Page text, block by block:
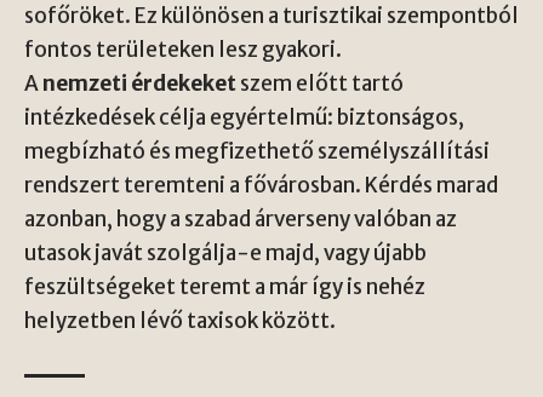
sofőröket. Ez különösen a turisztikai szempontból
fontos területeken lesz gyakori.
Anemzeti érdekeketszem előtt tartó
intézkedések célja egyértelmű: biztonságos,
megbízható és megfizethető személyszállítási
rendszert teremteni a fővárosban. Kérdés marad
azonban, hogy a szabad árverseny valóban az
utasok javát szolgálja-e majd, vagy újabb
feszültségeket teremt a már így is nehéz
helyzetben lévő taxisok között.